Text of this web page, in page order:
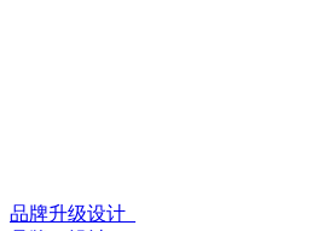
品牌升级设计_